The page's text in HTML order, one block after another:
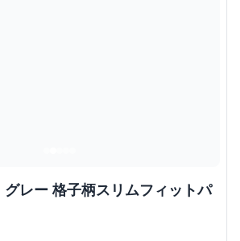
レー 格子柄スリムフィットパ